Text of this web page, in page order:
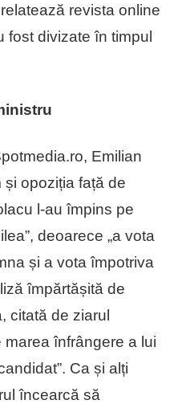
revista online
fost divizate în timpul
Emilian
și opoziția față de
l-au împins pe
deoarece „a vota
și a vota împotriva
împărtășită de
citată de ziarul
marea înfrângere a lui
Ca și alți
încearcă să